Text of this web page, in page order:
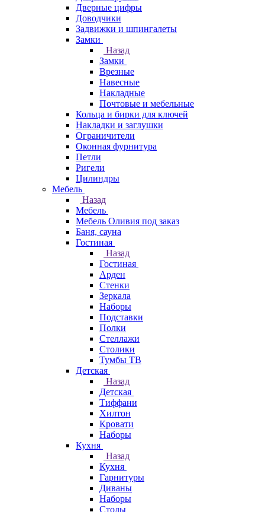
Дверные цифры
Доводчики
Задвижки и шпингалеты
Замки
Назад
Замки
Врезные
Навесные
Накладные
Почтовые и мебельные
Кольца и бирки для ключей
Накладки и заглушки
Ограничители
Оконная фурнитура
Петли
Ригели
Цилиндры
Мебель
Назад
Мебель
Мебель Оливия под заказ
Баня, сауна
Гостиная
Назад
Гостиная
Арден
Стенки
Зеркала
Наборы
Подставки
Полки
Стеллажи
Столики
Тумбы ТВ
Детская
Назад
Детская
Тиффани
Хилтон
Кровати
Наборы
Кухня
Назад
Кухня
Гарнитуры
Диваны
Наборы
Столы